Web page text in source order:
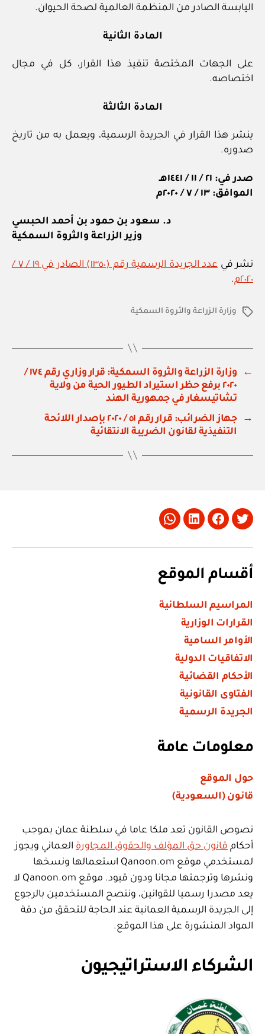
اليابسة الصادر من المنظمة العالمية لصحة الحيوان.
المادة الثانية
على الجهات المختصة تنفيذ هذا القرار، كل في مجال
اختصاصه.
المادة الثالثة
ينشر هذا القرار في الجريدة الرسمية، ويعمل به من تاريخ
صدوره.
صدر في: ٢١ / ١١ / ١٤٤١هـ
الموافق: ١٣ / ٧ / ٢٠٢٠م
د. سعود بن حمود بن أحمد الحبسي
وزير الزراعة والثروة السمكية
نشر في
عدد الجريدة الرسمية رقم (١٣٥٠) الصادر في ١٩ / ٧ /
٢٠٢٠م
.
الوسوموزارة الزراعة والثروة السمكية
←
وزارة الزراعة والثروة السمكية: قرار وزاري رقم ١٧٤ /
٢٠٢٠ برفع حظر استيراد الطيور الحية من ولاية
تشاتيسغار في جمهورية الهند
→
جهاز الضرائب: قرار رقم ٥١ / ٢٠٢٠ بإصدار اللائحة
التنفيذية لقانون الضريبة الانتقائية
Twitter
Facebook
LinkedIn
Whatsapp
أقسام الموقع
المراسيم السلطانية
القرارات الوزارية
الأوامر السامية
الاتفاقيات الدولية
الأحكام القضائية
الفتاوى القانونية
الجريدة الرسمية
معلومات عامة
حول الموقع
قانون (السعودية)
نصوص القانون تعد ملكا عاما في سلطنة عمان بموجب
أحكام قانون حق المؤلف والحقوق المجاورة العماني ويجوز
لمستخدمي موقع Qanoon.om استعمالها ونسخها
ونشرها وترجمتها مجانا ودون قيود. موقع Qanoon.om لا
يعد مصدرا رسميا للقوانين، وننصح المستخدمين بالرجوع
إلى الجريدة الرسمية العمانية عند الحاجة للتحقق من دقة
المواد المنشورة على هذا الموقع.
الشركاء الاستراتيجيون